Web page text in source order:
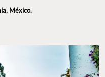
Tlaxcala,